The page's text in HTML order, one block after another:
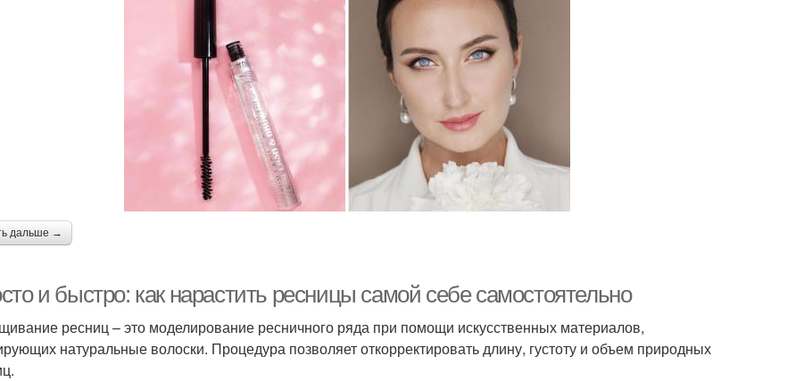
дальше →
и быстро: как нарастить ресницы самой себе самостоятельно
ресниц – это моделирование ресничного ряда при помощи искусственных материалов,
натуральные волоски. Процедура позволяет откорректировать длину, густоту и объем природных